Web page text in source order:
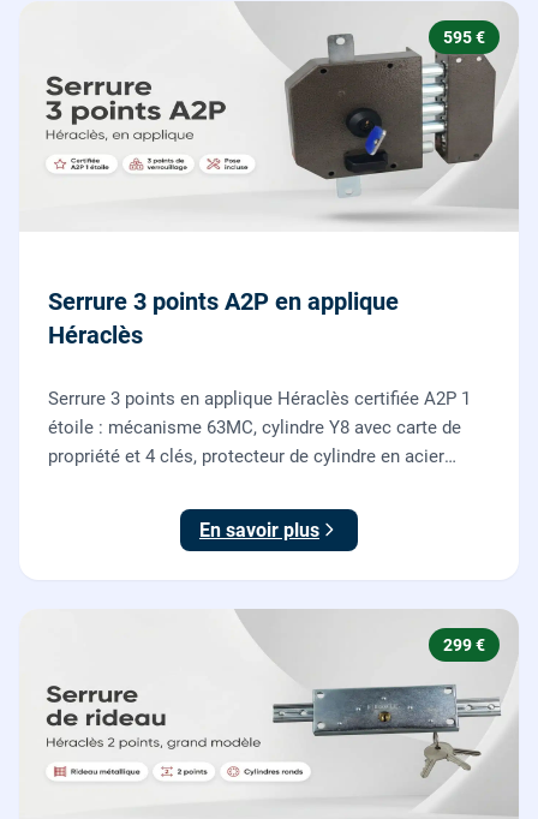
595 €
Serrure 3 points A2P en applique
Héraclès
Serrure 3 points en applique Héraclès certifiée A2P 1
étoile : mécanisme 63MC, cylindre Y8 avec carte de
propriété et 4 clés, protecteur de cylindre en acier
renforcer une porte d'entrée existante.
En savoir plus
299 €